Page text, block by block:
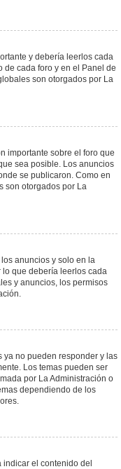
y debería leerlos cada
de cada foro y en el Panel de
son otorgados por La
importante sobre el foro que
sea posible. Los anuncios
se publicaron. Como en
son otorgados por La
anuncios y solo en la
lo que debería leerlos cada
y anuncios, los permisos
ya no pueden responder y las
Los temas pueden ser
por La Administración o
dependiendo de los
el contenido del